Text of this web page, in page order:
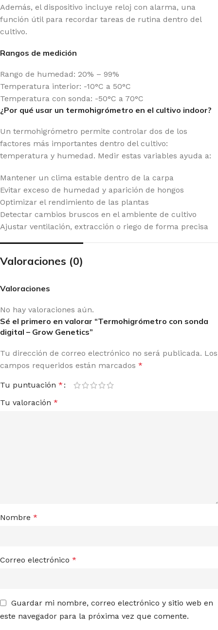
Además, el dispositivo incluye reloj con alarma, una
función útil para recordar tareas de rutina dentro del
cultivo.
Rangos de medición
Rango de humedad: 20% – 99%
Temperatura interior: -10°C a 50°C
Temperatura con sonda: -50°C a 70°C
¿Por qué usar un termohigrómetro en el cultivo indoor?
Un termohigrómetro permite controlar dos de los
factores más importantes dentro del cultivo:
temperatura y humedad. Medir estas variables ayuda a:
Mantener un clima estable dentro de la carpa
Evitar exceso de humedad y aparición de hongos
Optimizar el rendimiento de las plantas
Detectar cambios bruscos en el ambiente de cultivo
Ajustar ventilación, extracción o riego de forma precisa
Valoraciones (0)
Valoraciones
No hay valoraciones aún.
Sé el primero en valorar “Termohigrómetro con sonda
digital – Grow Genetics”
Tu dirección de correo electrónico no será publicada. Los
campos requeridos están marcados *
Tu puntuación *
Tu valoración *
Nombre *
Correo electrónico *
Guardar mi nombre, correo electrónico y sitio web en
este navegador para la próxima vez que comente.